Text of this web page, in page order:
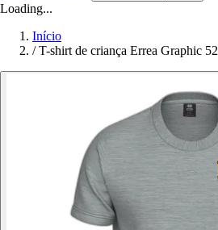
Loading...
Início
/ T-shirt de criança Errea Graphic 52